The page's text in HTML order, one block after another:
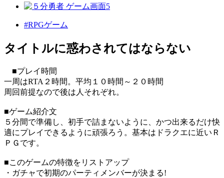
#RPGゲーム
タイトルに惑わされてはならない
■プレイ時間
一周はRTA２時間。平均１０時間～２０時間
周回前提なので後は人それぞれ。
■ゲーム紹介文
５分間で準備し、初手で詰まないように、かつ出来るだけ快
適にプレイできるように頑張ろう。基本はドラクエに近いＲ
ＰＧです。
■このゲームの特徴をリストアップ
・ガチャで初期のパーティメンバーが決まる!